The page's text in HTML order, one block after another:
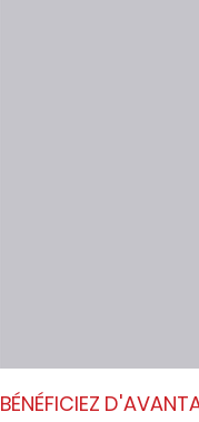
BÉNÉFICIEZ